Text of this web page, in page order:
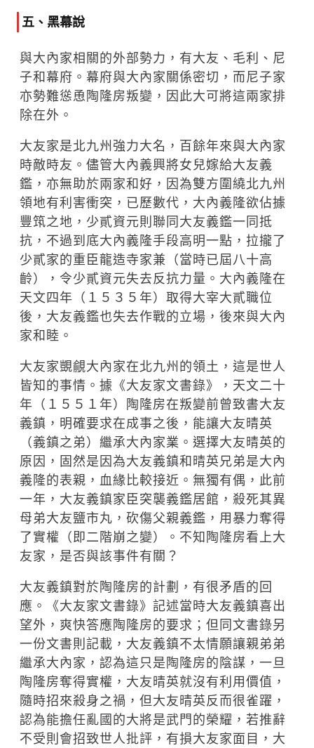
五、黑幕說
與大內家相關的外部勢力，有大友、毛利、尼
子和幕府。幕府與大內家關係密切，而尼子家
亦勢難慫恿陶隆房叛變，因此大可將這兩家排
除在外。
大友家是北九州強力大名，百餘年來與大內家
時敵時友。儘管大內義興將女兒嫁給大友義
鑑，亦無助於兩家和好，因為雙方圍繞北九州
領地有利害衝突，已歷數代，大內義隆欲佔據
豐筑之地，少貳資元則聯同大友義鑑一同抵
抗，不過到底大內義隆手段高明一點，拉攏了
少貳家的重臣龍造寺家兼（當時已屆八十高
齡），令少貳資元失去反抗力量。大內義隆在
天文四年（１５３５年）取得大宰大貳職位
後，大友義鑑也失去作戰的立場，後來與大內
家和睦。
大友家覬覦大內家在北九州的領土，這是世人
皆知的事情。據《大友家文書錄》，天文二十
年（１５５１年）陶隆房在叛變前曾致書大友
義鎮，明確要求在成事之後，能讓大友晴英
（義鎮之弟）繼承大內家業。選擇大友晴英的
原因，固然是因為大友義鎮和晴英兄弟是大內
義隆的表親，血緣比較接近。無獨有偶，此前
一年，大友義鎮家臣突襲義鑑居館，殺死其異
母弟大友鹽市丸，砍傷父親義鑑，用暴力奪得
了實權（即二階崩之變）。不知陶隆房看上大
友家，是否與該事件有關？
大友義鎮對於陶隆房的計劃，有很矛盾的回
應。《大友家文書錄》記述當時大友義鎮喜出
望外，爽快答應陶隆房的要求；但同文書錄另
一份文書則記載，大友義鎮不太情願讓親弟弟
繼承大內家，認為這只是陶隆房的陰謀，一旦
陶隆房奪得實權，大友晴英就沒有利用價值，
隨時招來殺身之禍，但大友晴英反而很雀躍，
認為能擔任亂國的大將是武門的榮耀，若推辭
不受則會招致世人批評，有損大友家面目，大